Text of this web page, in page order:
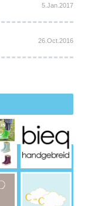
5.Jan.2017
26.Oct.2016